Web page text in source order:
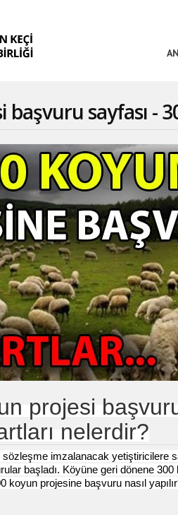
başvuru sayfası -
projesi
nelerdir?
sözleşme imzalanacak yetiştiricilere
lar başladı. Köyüne geri dönene 300
koyun projesine başvuru nasıl yapılır